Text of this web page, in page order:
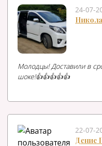
24-07-
Молодцы! Доставили в
шоке!👍👍👍👍👍
22-07-
Денис